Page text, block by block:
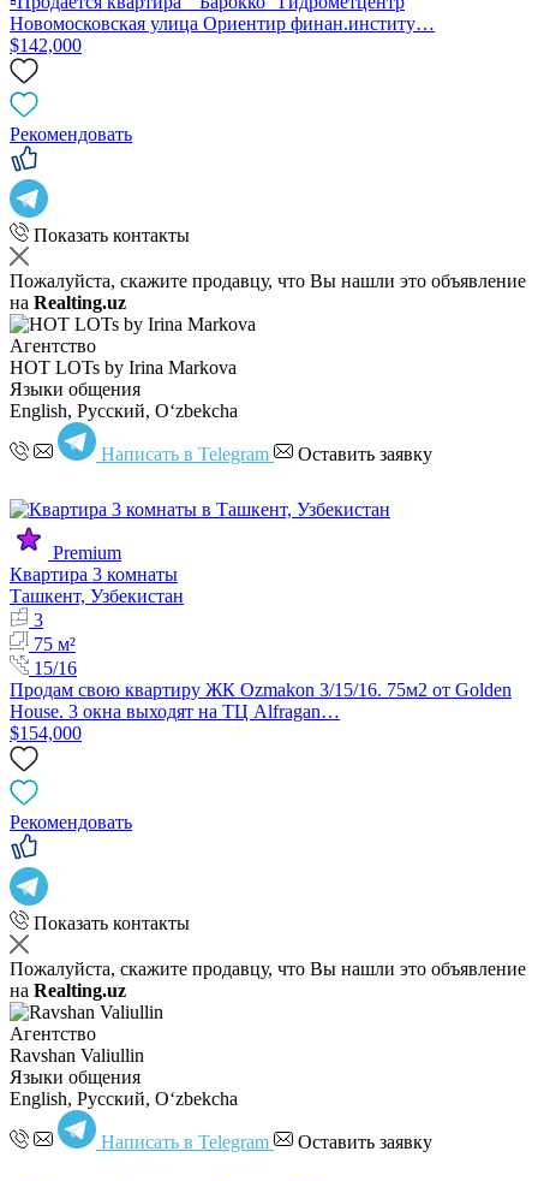
Новомосковская улица Ориентир финан.институ…
$142,000
Рекомендовать
Показать контакты
Пожалуйста, скажите продавцу, что Вы нашли это объявление
на Realting.uz
Агентство
HOT LOTs by Irina Markova
Языки общения
English, Русский, Oʻzbekcha
Написать в Telegram Оставить заявку
Premium
Квартира 3 комнаты
Ташкент, Узбекистан
3
75 м²
15/16
Продам свою квартиру ЖК Ozmakon 3/15/16. 75м2 от Golden
House. 3 окна выходят на ТЦ Alfragan…
$154,000
Рекомендовать
Показать контакты
Пожалуйста, скажите продавцу, что Вы нашли это объявление
на Realting.uz
Агентство
Ravshan Valiullin
Языки общения
English, Русский, Oʻzbekcha
Написать в Telegram Оставить заявку